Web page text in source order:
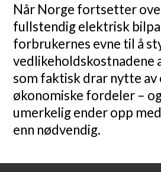
Når Norge fortsetter
fullstendig elektrisk
forbrukernes evne til å
vedlikeholdskostnadene
som faktisk drar nytte av
økonomiske fordeler –
umerkelig ender opp
enn nødvendig.